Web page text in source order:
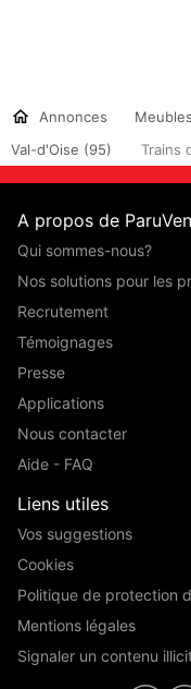
Annonces
Val-d'Oise (95)
Trains
A propos de
Qui sommes-nous?
Nos solutions pour les
Recrutement
Témoignages
Presse
Applications
Nous contacter
Aide - FAQ
Liens utiles
Vos suggestions
Cookies
Politique de protection
Mentions légales
Signaler un contenu